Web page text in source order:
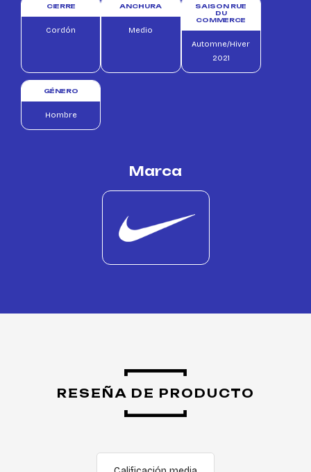
CIERRE
Cordón
ANCHURA
Medio
SAISON RUE
DU
COMMERCE
Automne/Hiver
2021
GÉNERO
Hombre
Marca
RESEÑA DE PRODUCTO